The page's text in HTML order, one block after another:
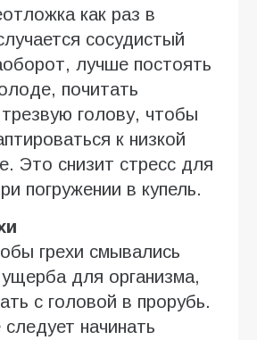
как раз в
сосудистый
лучше постоять
почитать
голову, чтобы
к низкой
Это снизит стресс для
погружении в купель.
грехи смывались
для организма,
с головой в прорубь.
начинать